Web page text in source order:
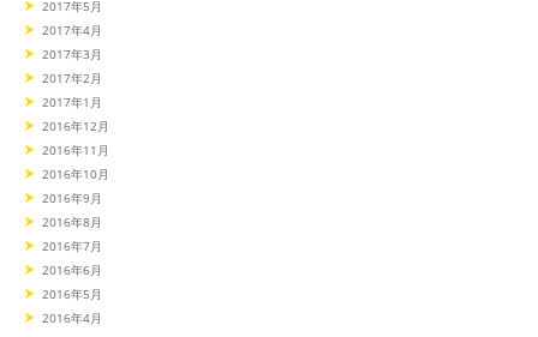
2017年5月
2017年4月
2017年3月
2017年2月
2017年1月
2016年12月
2016年11月
2016年10月
2016年9月
2016年8月
2016年7月
2016年6月
2016年5月
2016年4月